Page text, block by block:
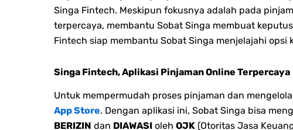
Singa Fintech. Meskipun fokusnya adalah pada
terpercaya, membantu Sobat Singa membuat
Fintech siap membantu Sobat Singa menjelajahi opsi
Singa Fintech, Aplikasi Pinjaman Online Terpercaya
Untuk mempermudah proses pinjaman dan
App Store. Dengan aplikasi ini, Sobat Singa bisa
BERIZIN dan DIAWASI oleh OJK (Otoritas Jasa